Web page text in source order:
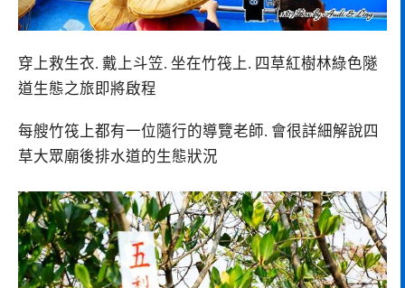
穿上救生衣. 戴上斗笠. 坐在竹筏上. 四草紅樹林綠色隧
道生態之旅即將啟程
每艘竹筏上都有一位隨行的導覽老師. 會很詳細解說四
草大眾廟後排水道的生態狀況